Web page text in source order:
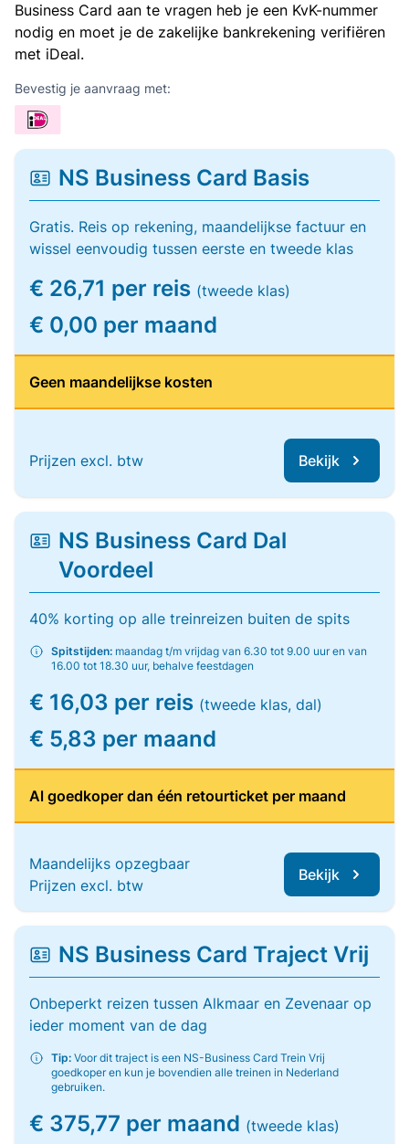
Business Card aan te vragen heb je een KvK-nummer
nodig en moet je de zakelijke bankrekening verifiëren
met iDeal.
Bevestig je aanvraag met:
NS Business Card Basis
Gratis. Reis op rekening, maandelijkse factuur en
wissel eenvoudig tussen eerste en tweede klas
€ 26,71 per reis (tweede klas)
€ 0,00 per maand
Geen maandelijkse kosten
Prijzen excl. btw Bekijk
NS Business Card Dal
Voordeel
40% korting op alle treinreizen buiten de spits
Spitstijden: maandag t/m vrijdag van 6.30 tot 9.00 uur en van
16.00 tot 18.30 uur, behalve feestdagen
€ 16,03 per reis (tweede klas, dal)
€ 5,83 per maand
Al goedkoper dan één retourticket per maand
Maandelijks opzegbaar
Prijzen excl. btw
Bekijk
NS Business Card Traject Vrij
Onbeperkt reizen tussen Alkmaar en Zevenaar op
ieder moment van de dag
Tip: Voor dit traject is een NS-Business Card Trein Vrij
goedkoper en kun je bovendien alle treinen in Nederland
gebruiken.
€ 375,77 per maand (tweede klas)